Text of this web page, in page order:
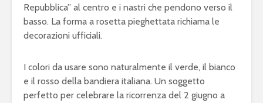
Repubblica” al centro e i nastri che pendono verso il
basso. La forma a rosetta pieghettata richiama le
decorazioni ufficiali.
I colori da usare sono naturalmente il verde, il bianco
e il rosso della bandiera italiana. Un soggetto
perfetto per celebrare la ricorrenza del 2 giugno a